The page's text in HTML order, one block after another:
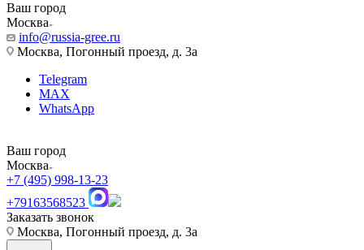
Ваш город
Москва
info@russia-gree.ru
Москва, Погонный проезд, д. 3а
Telegram
MAX
WhatsApp
Ваш город
Москва
+7 (495) 998-13-23
+79163568523
Заказать звонок
Москва, Погонный проезд, д. 3а